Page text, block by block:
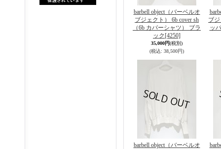
barbell object（バーベルオ
ブジェクト） 6b cover sh
（6b カバーシャツ） ブラ
ック [4250]
35,000円(税別)
(税込: 38,500円)
ブ
ッ
barbell object（バーベルオ